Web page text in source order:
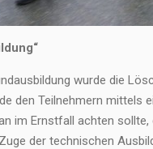
wurde die
den Teilnehmern mittels
im Ernstfall achten
der technischen